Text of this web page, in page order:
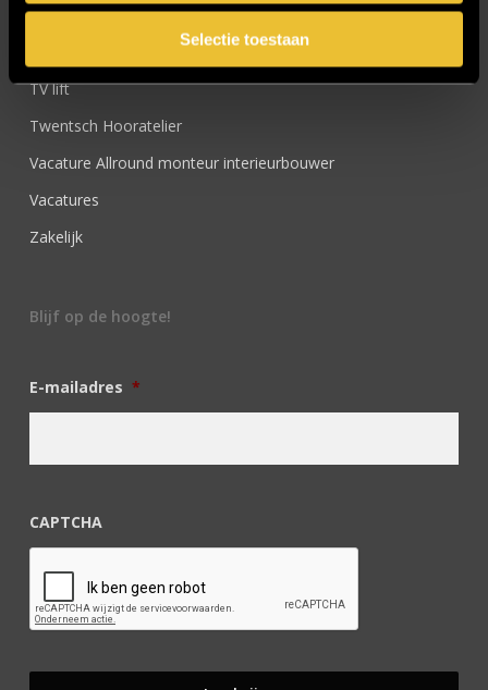
Selectie toestaan
SIDN
TV lift
Twentsch Hooratelier
Vacature Allround monteur interieurbouwer
Vacatures
Zakelijk
Blijf op de hoogte!
E-mailadres *
CAPTCHA